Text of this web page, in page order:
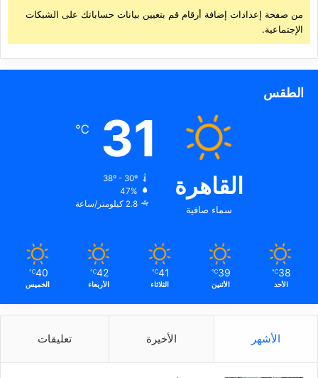
من صفحة إعدادات إضافة أرقام قم بتعيين بيانات حساباتك على الشبكات
الإجتماعية.
الطقس
القاهرة
سماء صافية
31
℃
38º - 30º
47%
2.8 كيلومتر/ساعة
38
℃
الأحد
39
℃
الأثنين
41
℃
الثلاثاء
42
℃
الأربعاء
40
℃
الخميس
الأشهر الأخيرة تعليقات